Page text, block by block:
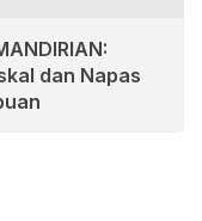
dan Napas